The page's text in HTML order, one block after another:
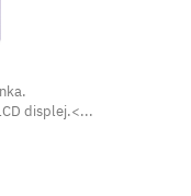
displej.<...